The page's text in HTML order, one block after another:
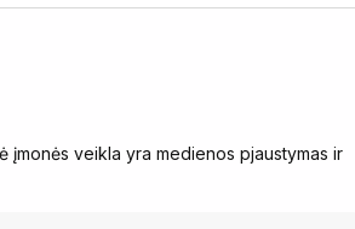
įmonės veikla yra medienos pjaustymas ir